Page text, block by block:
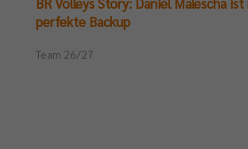
perfekte Backup
Team 26/27